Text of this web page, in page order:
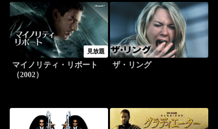
見放題
マイノリティ・リポート
（2002）
ザ・リング